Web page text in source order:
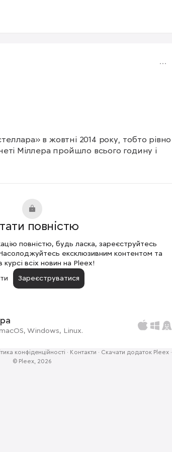
1/2
в жовтні 2014 року, тобто рівно
Міллера пройшло всього годину і
повністю
повністю, будь ласка, зареєструйтесь
Насолоджуйтесь ексклюзивним контентом та
курсі всіх новин на Pleex!
Зареєструватися
Windows, Linux.
конфіденційності · Контакти · Скачати додаток Pleex·
© Pleex, 2026